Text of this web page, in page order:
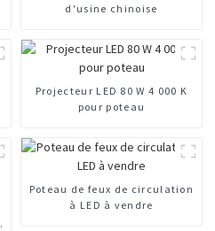
d'usine chinoise
Projecteur LED 80 W 4 000 K
pour poteau
Poteau de feux de circulation
à LED à vendre